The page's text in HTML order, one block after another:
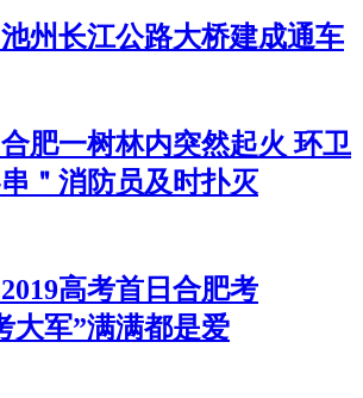
池州长江公路大桥建成通车
合肥一树林内突然起火 环卫
＂消防员及时扑灭
2019高考首日合肥考
大军”满满都是爱